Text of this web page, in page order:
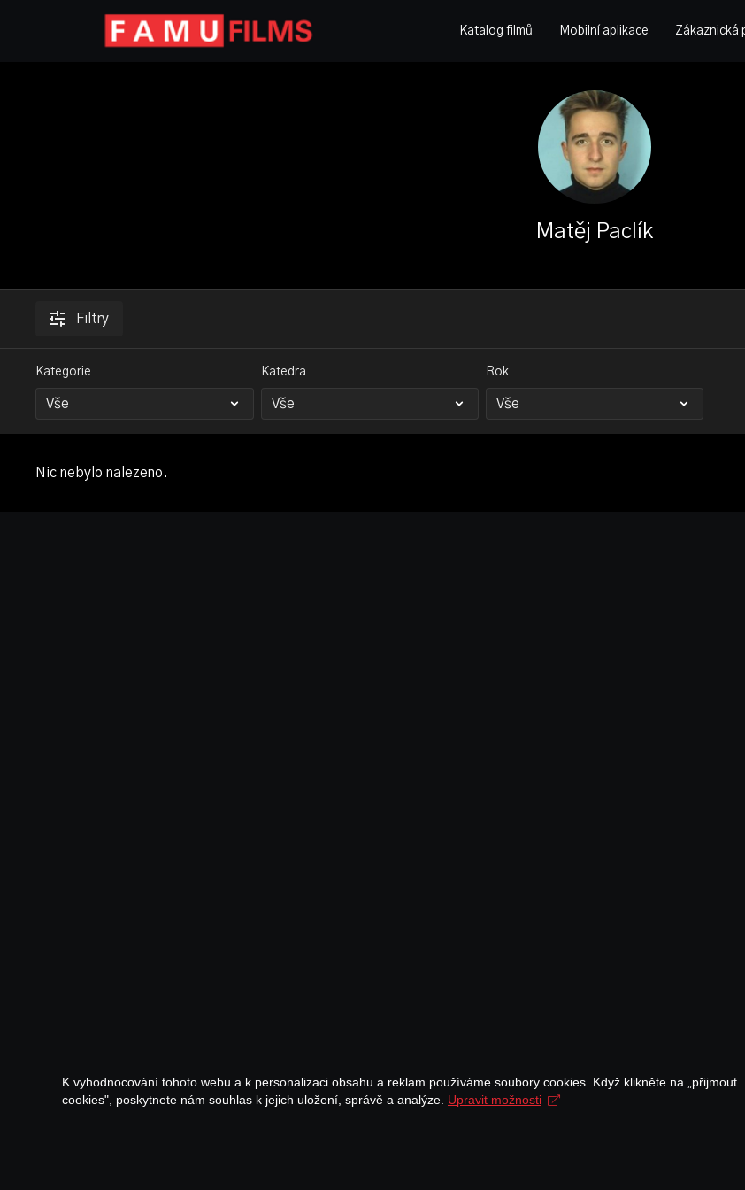
Katalog filmů Mobilní aplikace Zákaznická
Matěj Paclík
Filtry
Kategorie Katedra Rok
Nic nebylo nalezeno.
K vyhodnocování tohoto webu a k personalizaci obsahu a reklam používáme soubory cookies. Když klikněte na „přijmout
cookies", poskytnete nám souhlas k jejich uložení, správě a analýze. Upravit možnosti